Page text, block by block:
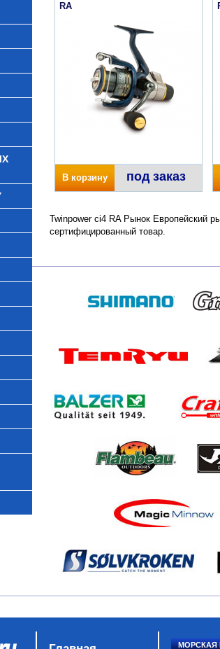
RA
В корзину под заказ
Twinpower ci4 RA Рынок Европейский
сертифицированный товар.
МОРСКАЯ